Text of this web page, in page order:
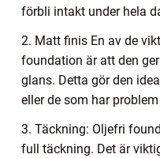
förbli intakt under hela
2. Matt finis En av de
foundation är att den
glans. Detta gör den
eller de som har
3. Täckning: Oljefri
full täckning. Det är